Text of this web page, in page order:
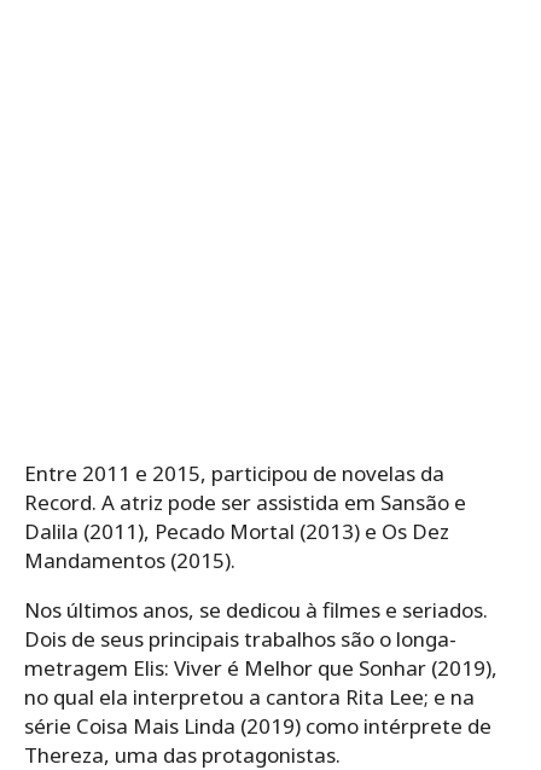
Entre 2011 e 2015, participou de novelas da
Record. A atriz pode ser assistida em Sansão e
Dalila (2011), Pecado Mortal (2013) e Os Dez
Mandamentos (2015).
Nos últimos anos, se dedicou à filmes e seriados.
Dois de seus principais trabalhos são o longa-
metragem Elis: Viver é Melhor que Sonhar (2019),
no qual ela interpretou a cantora Rita Lee; e na
série Coisa Mais Linda (2019) como intérprete de
Thereza, uma das protagonistas.